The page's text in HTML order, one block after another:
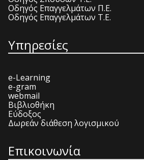
Οδηγός Επαγγελμάτων Π.Ε.
Οδηγός Επαγγελμάτων Τ.Ε.
Υπηρεσίες
e-Learning
e-gram
webmail
Βιβλιοθήκη
Εύδοξος
Δωρεάν διάθεση λογισμικού
Επικοινωνία